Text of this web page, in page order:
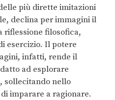
più dirette imitazioni
declina per immagini il
riflessione filosofica,
esercizio. Il potere
infatti, rende il
ad esplorare
sollecitando nello
imparare a ragionare.